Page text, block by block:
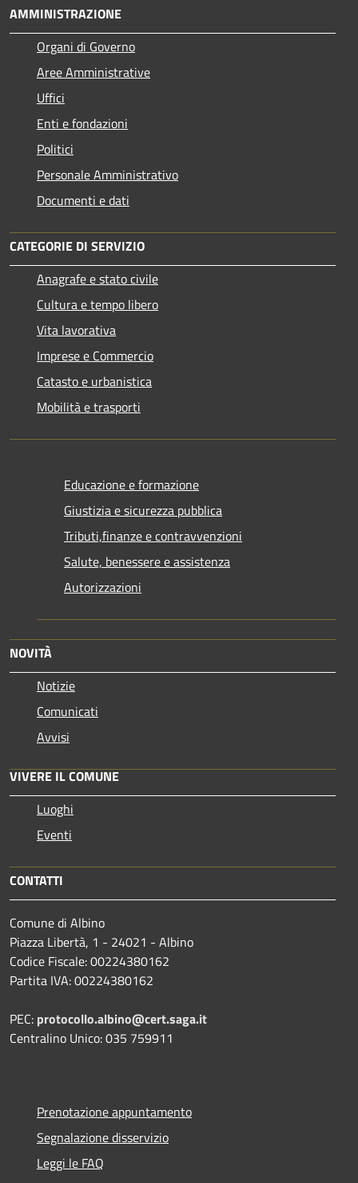
AMMINISTRAZIONE
Organi di Governo
Aree Amministrative
Uffici
Enti e fondazioni
Politici
Personale Amministrativo
Documenti e dati
CATEGORIE DI SERVIZIO
Anagrafe e stato civile
Cultura e tempo libero
Vita lavorativa
Imprese e Commercio
Catasto e urbanistica
Mobilità e trasporti
Educazione e formazione
Giustizia e sicurezza pubblica
Tributi,finanze e contravvenzioni
Salute, benessere e assistenza
Autorizzazioni
NOVITÀ
Notizie
Comunicati
Avvisi
VIVERE IL COMUNE
Luoghi
Eventi
CONTATTI
Comune di Albino
Piazza Libertà, 1 - 24021 - Albino
Codice Fiscale: 00224380162
Partita IVA: 00224380162
PEC: protocollo.albino@cert.saga.it
Centralino Unico: 035 759911
Prenotazione appuntamento
Segnalazione disservizio
Leggi le FAQ